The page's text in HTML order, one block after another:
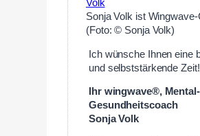
Sonja Volk ist
(Foto: © Sonja Volk)
Ich wünsche Ihnen eine
und selbststärkende Zeit!
Ihr wingwave®,
Gesundheitscoach
Sonja Volk